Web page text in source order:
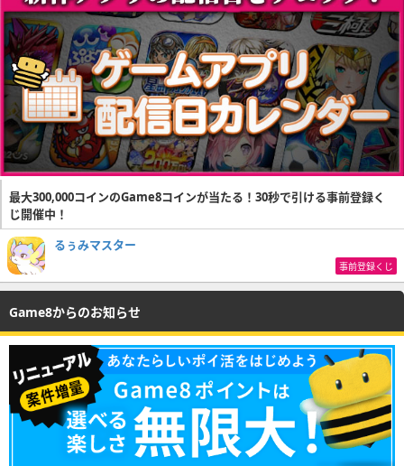
最大300,000コインのGame8コインが当たる！30秒で引ける事前登録く
じ開催中！
るぅみマスター
事前登録くじ
Game8からのお知らせ